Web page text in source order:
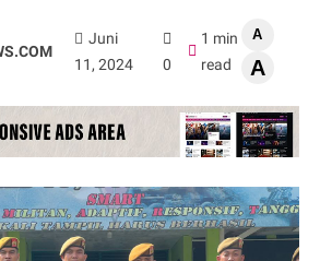
Juni
11, 2024
0
1 min
read
A
A